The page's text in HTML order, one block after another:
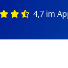
4,7 im